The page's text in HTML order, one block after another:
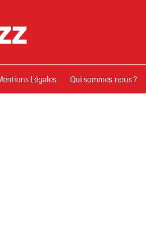
Légales Qui sommes-nous ?